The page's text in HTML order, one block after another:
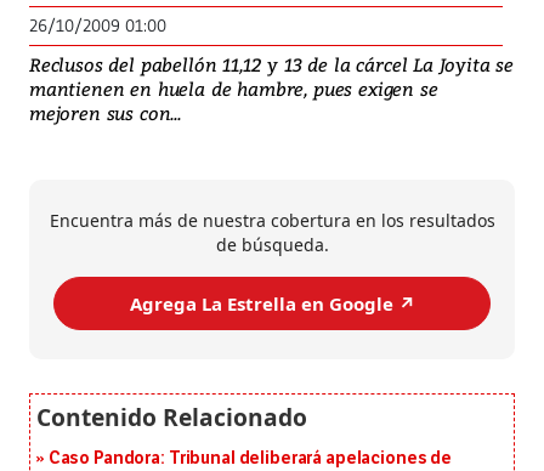
26/10/2009 01:00
Reclusos del pabellón 11,12 y 13 de la cárcel La Joyita se
mantienen en huela de hambre, pues exigen se
mejoren sus con...
Encuentra más de nuestra cobertura en los resultados
de búsqueda.
Agrega La Estrella en Google ↗️
Caso Pandora: Tribunal deliberará apelaciones de